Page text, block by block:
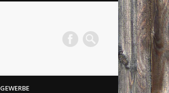
GEWERBE